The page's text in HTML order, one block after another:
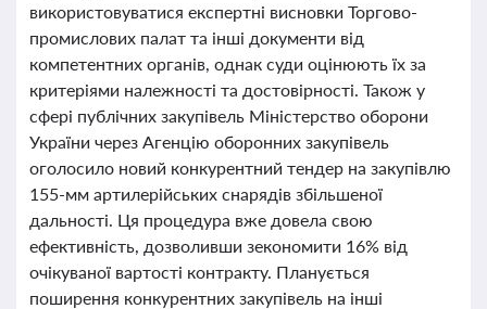
використовуватися експертні висновки Торгово-
промислових палат та інші документи від
компетентних органів, однак суди оцінюють їх за
критеріями належності та достовірності. Також у
сфері публічних закупівель Міністерство оборони
України через Агенцію оборонних закупівель
оголосило новий конкурентний тендер на закупівлю
155-мм артилерійських снарядів збільшеної
дальності. Ця процедура вже довела свою
ефективність, дозволивши зекономити 16% від
очікуваної вартості контракту. Планується
поширення конкурентних закупівель на інші